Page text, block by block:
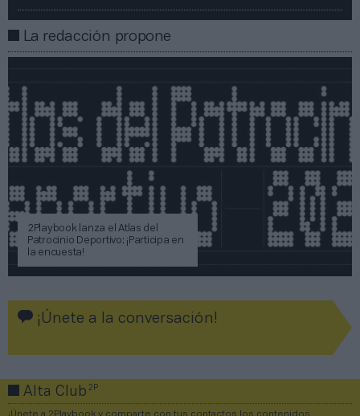
La redacción propone
2Playbook lanza el Atlas del
Patrocinio Deportivo: ¡Participa en
la encuesta!
¡Únete a la conversación!
Alta Club2P
¡Únete a 2Playbook y comparte con tus contactos los contenidos